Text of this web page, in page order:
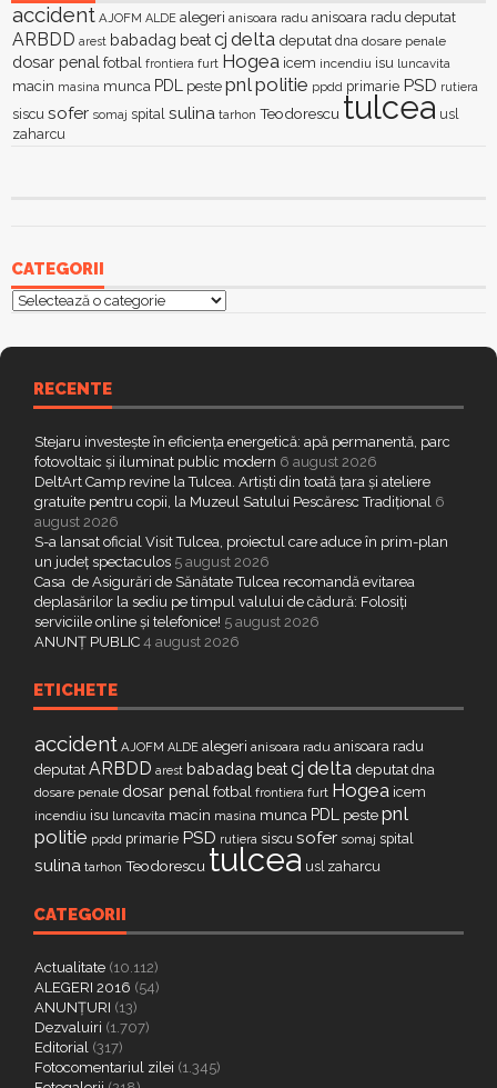
accident AJOFM ALDE alegeri anisoara radu anisoara radu deputat
ARBDD arest babadag beatcj delta deputat dna dosare penale
dosar penal fotbal frontiera furt Hogea icem incendiu isu luncavita
macin masina munca PDL peste pnl politie ppdd primarie PSD rutiera
siscu sofer somaj spital sulina tarhon Teodorescu tulcea usl
zaharcu
CATEGORII
Categorii
RECENTE
Stejaru investește în eficiența energetică: apă permanentă, parc
fotovoltaic și iluminat public modern 6 august 2026
DeltArt Camp revine la Tulcea. Artiști din toată țara și ateliere
gratuite pentru copii, la Muzeul Satului Pescăresc Tradițional 6
august 2026
S-a lansat oficial Visit Tulcea, proiectul care aduce în prim-plan
un județ spectaculos 5 august 2026
Casa de Asigurări de Sănătate Tulcea recomandă evitarea
deplasărilor la sediu pe timpul valului de cădură: Folosiți
serviciile online și telefonice! 5 august 2026
ANUNȚ PUBLIC 4 august 2026
ETICHETE
accident AJOFM ALDE alegeri anisoara radu anisoara radu
deputat ARBDD arest babadag beatcj delta deputat dna
dosare penale dosar penal fotbal frontiera furt Hogea icem
incendiu isu luncavita macin masina munca PDL peste pnl
politie ppdd primarie PSD rutiera siscu sofer somaj spital
sulina tarhon Teodorescu tulcea usl zaharcu
CATEGORII
Actualitate (10.112)
ALEGERI 2016 (54)
ANUNȚURI (13)
Dezvaluiri (1.707)
Editorial (317)
Fotocomentariul zilei (1.345)